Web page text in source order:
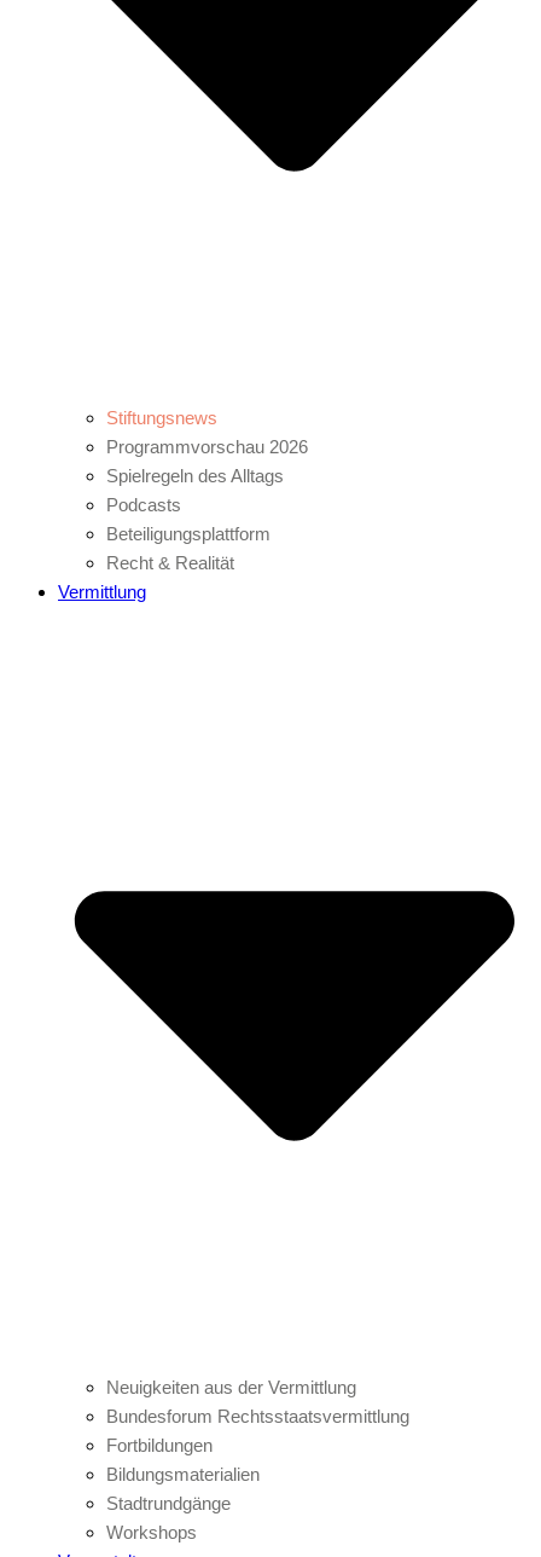
Stiftungsnews
Programmvorschau 2026
Spielregeln des Alltags
Podcasts
Beteiligungsplattform
Recht & Realität
Vermittlung
Neuigkeiten aus der Vermittlung
Bundesforum Rechtsstaatsvermittlung
Fortbildungen
Bildungsmaterialien
Stadtrundgänge
Workshops